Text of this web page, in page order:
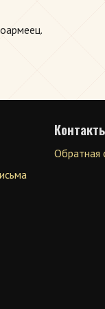
Обратная